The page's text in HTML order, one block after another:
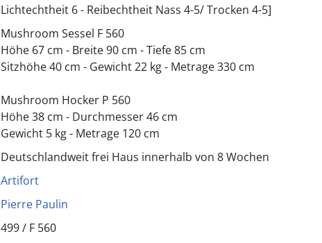
Lichtechtheit 6 - Reibechtheit Nass 4-5/ Trocken 4-5]
Mushroom Sessel F 560
Höhe 67 cm - Breite 90 cm - Tiefe 85 cm
Sitzhöhe 40 cm - Gewicht 22 kg - Metrage 330 cm
Mushroom Hocker P 560
Höhe 38 cm - Durchmesser 46 cm
Gewicht 5 kg - Metrage 120 cm
Deutschlandweit frei Haus innerhalb von 8 Wochen
Artifort
Pierre Paulin
499 / F 560